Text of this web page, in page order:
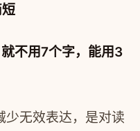
不用7个字，能用3
少无效表达，是对读